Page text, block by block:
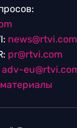
news@rtvi.com
pr@rtvi.com
adv-